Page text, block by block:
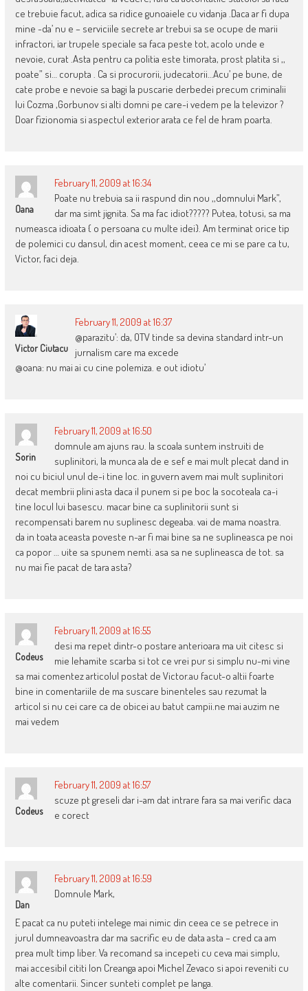
ce trebuie facut, adica sa ridice gunoaiele cu vidanja .Daca ar fi dupa
mine -da’ nu e – serviciile secrete ar trebui sa se ocupe de marii
infractori, iar trupele speciale sa faca peste tot, acolo unde e
nevoie, curat .Asta pentru ca politia este timorata, prost platita si ,,
poate” si… corupta . Ca si procurorii, judecatorii…Acu’ pe bune, de
cate probe e nevoie sa bagi la puscarie derbedei precum criminalii
lui Cozma ,Gorbunov si alti domni pe care-i vedem pe la televizor ?
Doar fizionomia si aspectul exterior arata ce fel de hram poarta.
Oana
February 11, 2009 at 16:34
Poate nu trebuia sa ii raspund din nou ,,domnului Mark”,
dar ma simt jignita. Sa ma fac idiot????? Putea, totusi, sa ma
numeasca idioata { o persoana cu multe idei}. Am terminat orice tip
de polemici cu dansul, din acest moment, ceea ce mi se pare ca tu,
Victor, faci deja.
Victor Ciutacu
February 11, 2009 at 16:37
@parazitu’: da, OTV tinde sa devina standard intr-un
jurnalism care ma excede
@oana: nu mai ai cu cine polemiza. e out idiotu’
Sorin
February 11, 2009 at 16:50
domnule am ajuns rau. la scoala suntem instruiti de
suplinitori, la munca ala de e sef e mai mult plecat dand in
noi cu biciul unul de-i tine loc. in guvern avem mai mult suplinitori
decat membrii plini asta daca il punem si pe boc la socoteala ca-i
tine locul lui basescu. macar bine ca suplinitorii sunt si
recompensati barem nu suplinesc degeaba. vai de mama noastra.
da in toata aceasta poveste n-ar fi mai bine sa ne suplineasca pe noi
ca popor … uite sa spunem nemti. asa sa ne suplineasca de tot. sa
nu mai fie pacat de tara asta?
Codeus
February 11, 2009 at 16:55
desi ma repet dintr-o postare anterioara ma uit citesc si
mie lehamite scarba si tot ce vrei pur si simplu nu-mi vine
sa mai comentez articolul postat de Victor.au facut-o altii foarte
bine in comentariile de ma suscare binenteles sau rezumat la
articol si nu cei care ca de obicei au batut campii.ne mai auzim ne
mai vedem
Codeus
February 11, 2009 at 16:57
scuze pt greseli dar i-am dat intrare fara sa mai verific daca
e corect
Dan
February 11, 2009 at 16:59
Domnule Mark,
E pacat ca nu puteti intelege mai nimic din ceea ce se petrece in
jurul dumneavoastra dar ma sacrific eu de data asta – cred ca am
prea mult timp liber. Va recomand sa incepeti cu ceva mai simplu,
mai accesibil cititi Ion Creanga apoi Michel Zevaco si apoi reveniti cu
alte comentarii. Sincer sunteti complet pe langa.